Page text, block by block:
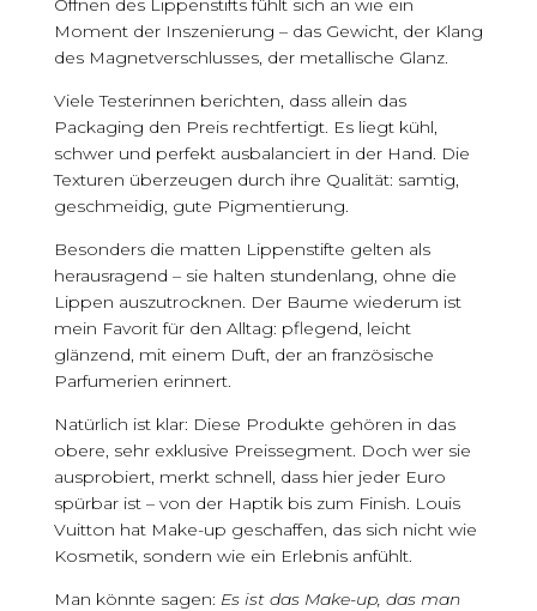
Öffnen des Lippenstifts fühlt sich an wie ein
Moment der Inszenierung – das Gewicht, der Klang
des Magnetverschlusses, der metallische Glanz.
Viele Testerinnen berichten, dass allein das
Packaging den Preis rechtfertigt. Es liegt kühl,
schwer und perfekt ausbalanciert in der Hand. Die
Texturen überzeugen durch ihre Qualität: samtig,
geschmeidig, gute Pigmentierung.
Besonders die matten Lippenstifte gelten als
herausragend – sie halten stundenlang, ohne die
Lippen auszutrocknen. Der Baume wiederum ist
mein Favorit für den Alltag: pflegend, leicht
glänzend, mit einem Duft, der an französische
Parfumerien erinnert.
Natürlich ist klar: Diese Produkte gehören in das
obere, sehr exklusive Preissegment. Doch wer sie
ausprobiert, merkt schnell, dass hier jeder Euro
spürbar ist – von der Haptik bis zum Finish. Louis
Vuitton hat Make-up geschaffen, das sich nicht wie
Kosmetik, sondern wie ein Erlebnis anfühlt.
Man könnte sagen: Es ist das Make-up, das man